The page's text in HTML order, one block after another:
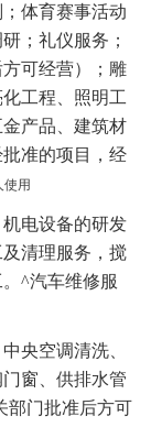
体育赛事活动
；礼仪服务；
可经营）；雕
工程、照明工
产品、建筑材
准的项目，经
使用
电设备的研发
清理服务，搅
^汽车维修服
央空调清洗、
窗、供排水管
部门批准后方可